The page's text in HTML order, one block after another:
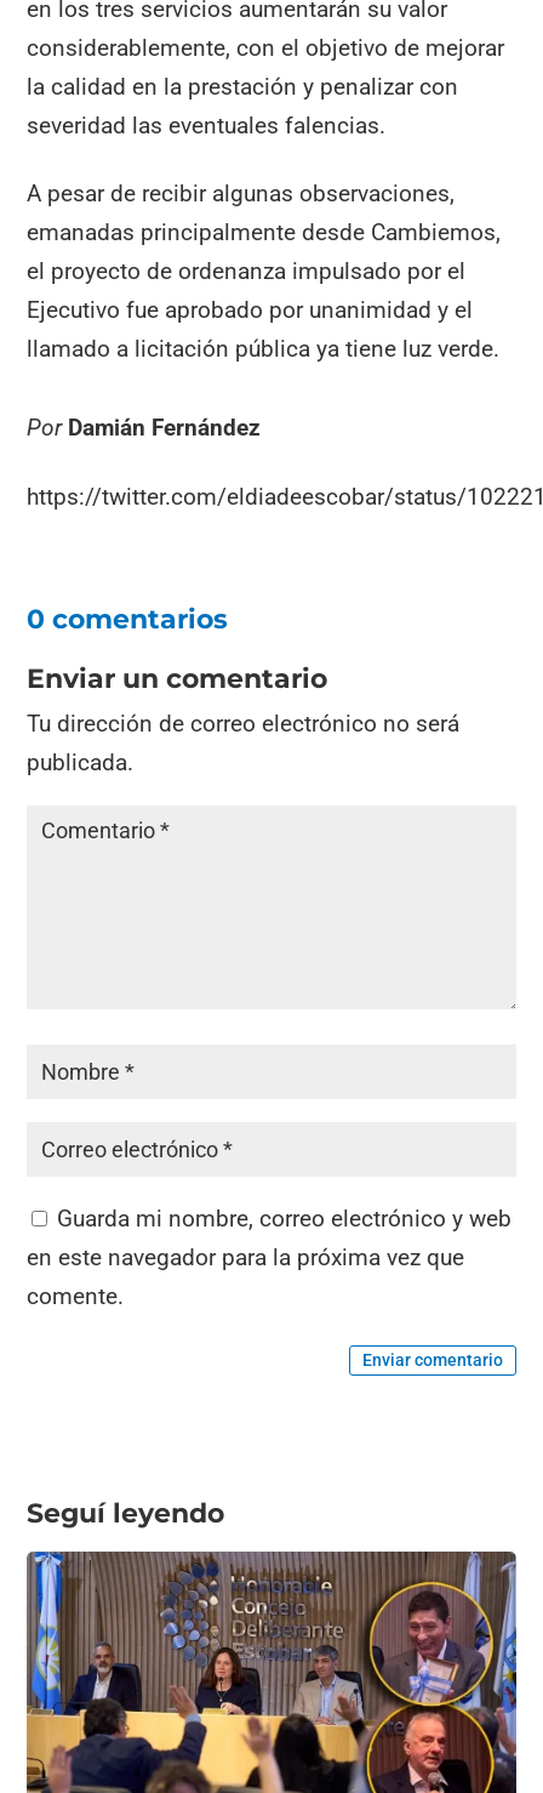
en los tres servicios aumentarán su valor
considerablemente, con el objetivo de mejorar
la calidad en la prestación y penalizar con
severidad las eventuales falencias.
A pesar de recibir algunas observaciones,
emanadas principalmente desde Cambiemos,
el proyecto de ordenanza impulsado por el
Ejecutivo fue aprobado por unanimidad y el
llamado a licitación pública ya tiene luz verde.
Por Damián Fernández
https://twitter.com/eldiadeescobar/status/
0 comentarios
Enviar un comentario
Tu dirección de correo electrónico no será
publicada.
Guarda mi nombre, correo electrónico y web
en este navegador para la próxima vez que
comente.
Enviar comentario
Seguí leyendo